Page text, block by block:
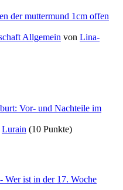
der muttermund 1cm offen
Allgemein von Lina-
Vor- und Nachteile im
Lurain (10 Punkte)
Wer ist in der 17. Woche